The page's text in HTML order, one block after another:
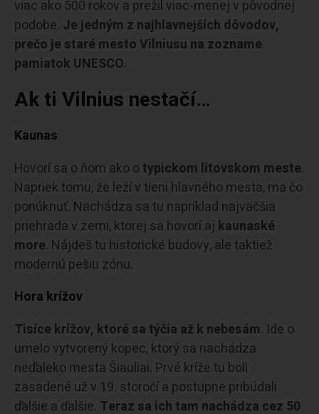
viac ako 500 rokov a prežil viac-menej v pôvodnej
podobe. Je jedným z najhlavnejších dôvodov,
prečo je staré mesto Vilniusu na zozname
pamiatok UNESCO.
Ak ti Vilnius nestačí…
Kaunas
Hovorí sa o ňom ako o typickom litovskom meste.
Napriek tomu, že leží v tieni hlavného mesta, ma čo
ponúknuť. Nachádza sa tu napríklad najväčšia
priehrada v zemi, ktorej sa hovorí aj kaunaské
more. Nájdeš tu historické budovy, ale taktiež
modernú pešiu zónu.
Hora krížov
Tisíce krížov, ktoré sa týčia až k nebesám. Ide o
umelo vytvorený kopec, ktorý sa nachádza
neďaleko mesta Šiauliai. Prvé kríže tu boli
zasadené už v 19. storočí a postupne pribúdali
ďalšie a ďalšie. Teraz sa ich tam nachádza cez 50